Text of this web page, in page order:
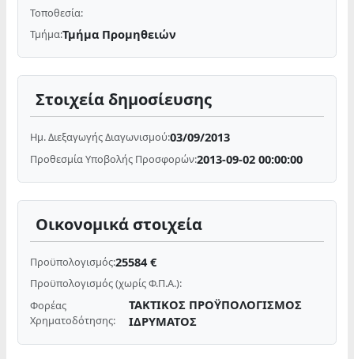
Τοποθεσία:
Τμήμα:Τμήμα Προμηθειών
Στοιχεία δημοσίευσης
Ημ. Διεξαγωγής Διαγωνισμού:03/09/2013
Προθεσμία Υποβολής Προσφορών:2013-09-02 00:00:00
Οικονομικά στοιχεία
Προϋπολογισμός:25584 €
Προϋπολογισμός (χωρίς Φ.Π.Α.):
Φορέας
Χρηματοδότησης:
ΤΑΚΤΙΚΟΣ ΠΡΟΫΠΟΛΟΓΙΣΜΟΣ
ΙΔΡΥΜΑΤΟΣ